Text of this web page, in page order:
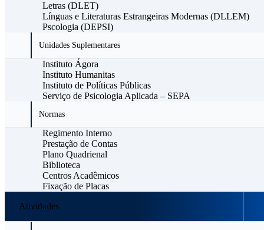
Letras (DLET)
Línguas e Literaturas Estrangeiras Modernas (DLLEM)
Pscologia (DEPSI)
Unidades Suplementares
Instituto Ágora
Instituto Humanitas
Instituto de Políticas Públicas
Serviço de Psicologia Aplicada – SEPA
Normas
Regimento Interno
Prestação de Contas
Plano Quadrienal
Biblioteca
Centros Acadêmicos
Fixação de Placas
Atividades